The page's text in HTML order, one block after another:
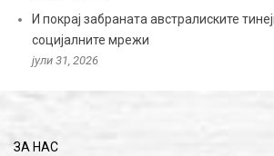
И покрај забраната австралиските
социјалните мрежи
јули 31, 2026
ЗА НАС